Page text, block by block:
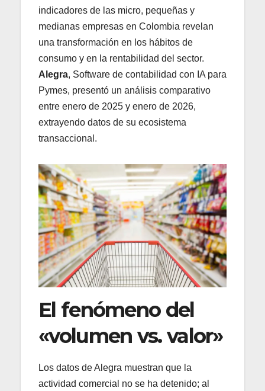
indicadores de las micro, pequeñas y
medianas empresas en Colombia revelan
una transformación en los hábitos de
consumo y en la rentabilidad del sector.
Alegra, Software de contabilidad con IA para
Pymes, presentó un análisis comparativo
entre enero de 2025 y enero de 2026,
extrayendo datos de su ecosistema
transaccional.
El fenómeno del
«volumen vs. valor»
Los datos de Alegra muestran que la
actividad comercial no se ha detenido; al